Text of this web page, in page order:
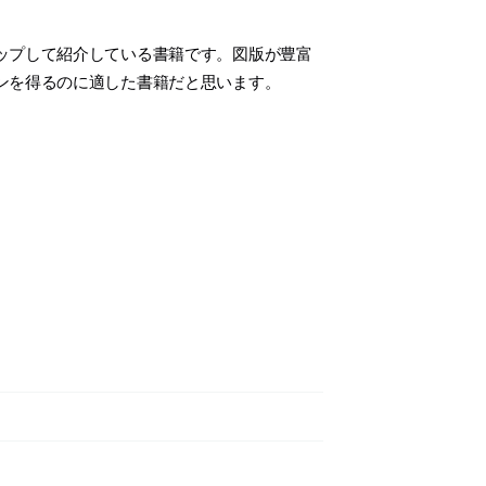
して紹介している書籍です。図版が豊富
得るのに適した書籍だと思います。